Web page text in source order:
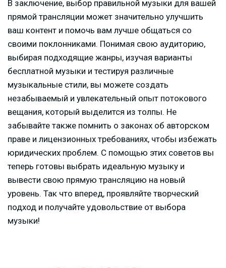
В заключение, выбор правильной музыки для вашей
прямой трансляции может значительно улучшить
ваш контент и помочь вам лучше общаться со
своими поклонниками. Понимая свою аудиторию,
выбирая подходящие жанры, изучая варианты
бесплатной музыки и тестируя различные
музыкальные стили, вы можете создать
незабываемый и увлекательный опыт потокового
вещания, который выделится из толпы. Не
забывайте также помнить о законах об авторском
праве и лицензионных требованиях, чтобы избежать
юридических проблем. С помощью этих советов вы
теперь готовы выбрать идеальную музыку и
вывести свою прямую трансляцию на новый
уровень. Так что вперед, проявляйте творческий
подход и получайте удовольствие от выбора
музыки!